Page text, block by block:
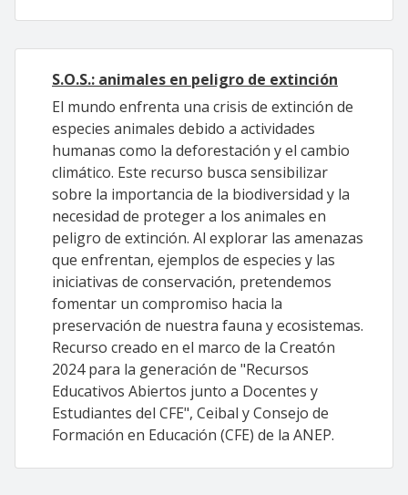
S.O.S.: animales en peligro de extinción
El mundo enfrenta una crisis de extinción de
especies animales debido a actividades
humanas como la deforestación y el cambio
climático. Este recurso busca sensibilizar
sobre la importancia de la biodiversidad y la
necesidad de proteger a los animales en
peligro de extinción. Al explorar las amenazas
que enfrentan, ejemplos de especies y las
iniciativas de conservación, pretendemos
fomentar un compromiso hacia la
preservación de nuestra fauna y ecosistemas.
Recurso creado en el marco de la Creatón
2024 para la generación de "Recursos
Educativos Abiertos junto a Docentes y
Estudiantes del CFE", Ceibal y Consejo de
Formación en Educación (CFE) de la ANEP.